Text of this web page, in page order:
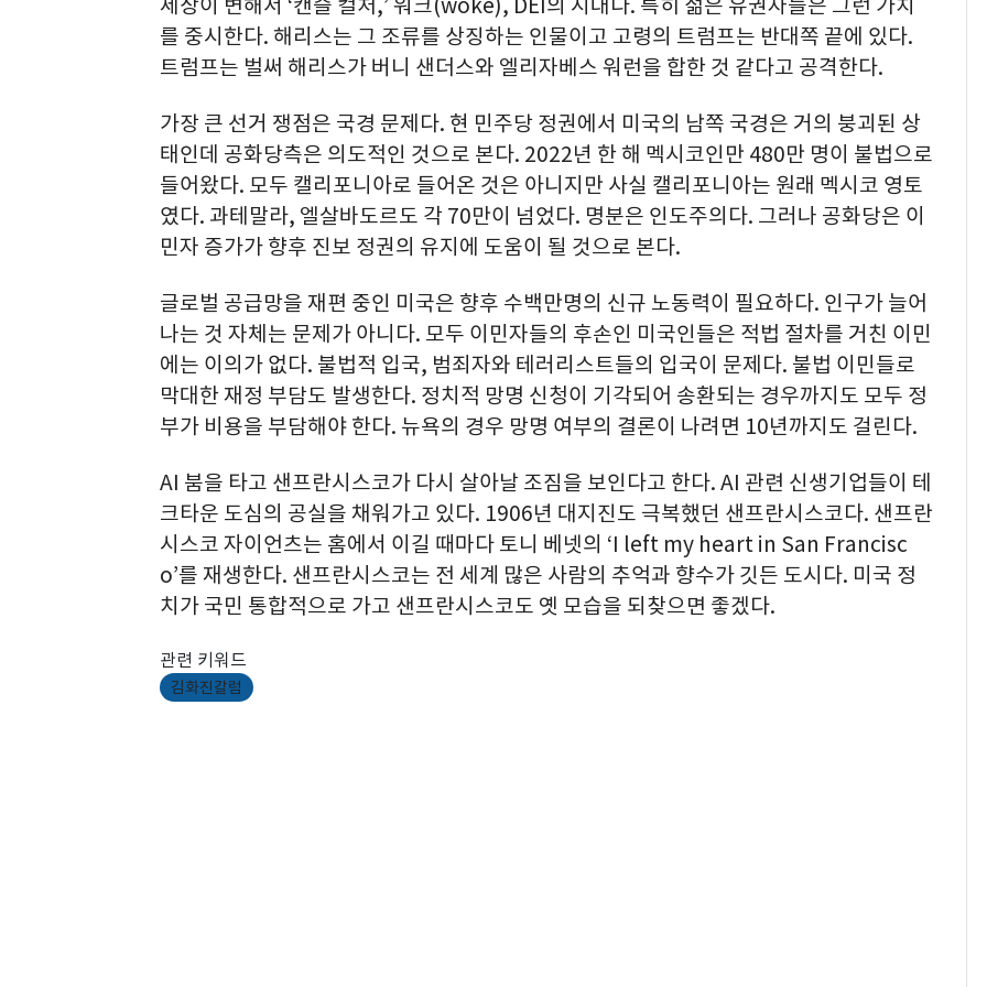
세상이 변해서 ‘캔슬 컬처,’ 워크(woke), DEI의 시대다. 특히 젊은 유권자들은 그런 가치
를 중시한다. 해리스는 그 조류를 상징하는 인물이고 고령의 트럼프는 반대쪽 끝에 있다.
트럼프는 벌써 해리스가 버니 샌더스와 엘리자베스 워런을 합한 것 같다고 공격한다.
가장 큰 선거 쟁점은 국경 문제다. 현 민주당 정권에서 미국의 남쪽 국경은 거의 붕괴된 상
태인데 공화당측은 의도적인 것으로 본다. 2022년 한 해 멕시코인만 480만 명이 불법으로
들어왔다. 모두 캘리포니아로 들어온 것은 아니지만 사실 캘리포니아는 원래 멕시코 영토
였다. 과테말라, 엘살바도르도 각 70만이 넘었다. 명분은 인도주의다. 그러나 공화당은 이
민자 증가가 향후 진보 정권의 유지에 도움이 될 것으로 본다.
글로벌 공급망을 재편 중인 미국은 향후 수백만명의 신규 노동력이 필요하다. 인구가 늘어
나는 것 자체는 문제가 아니다. 모두 이민자들의 후손인 미국인들은 적법 절차를 거친 이민
에는 이의가 없다. 불법적 입국, 범죄자와 테러리스트들의 입국이 문제다. 불법 이민들로
막대한 재정 부담도 발생한다. 정치적 망명 신청이 기각되어 송환되는 경우까지도 모두 정
부가 비용을 부담해야 한다. 뉴욕의 경우 망명 여부의 결론이 나려면 10년까지도 걸린다.
AI 붐을 타고 샌프란시스코가 다시 살아날 조짐을 보인다고 한다. AI 관련 신생기업들이 테
크타운 도심의 공실을 채워가고 있다. 1906년 대지진도 극복했던 샌프란시스코다. 샌프란
시스코 자이언츠는 홈에서 이길 때마다 토니 베넷의 ‘I left my heart in San Francisc
o’를 재생한다. 샌프란시스코는 전 세계 많은 사람의 추억과 향수가 깃든 도시다. 미국 정
치가 국민 통합적으로 가고 샌프란시스코도 옛 모습을 되찾으면 좋겠다.
관련 키워드
김화진칼럼